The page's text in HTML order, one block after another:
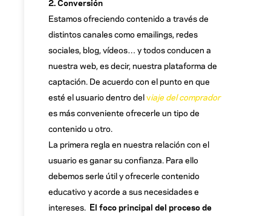
Estamos ofreciendo contenido a través de
distintos canales como emailings, redes
sociales, blog, vídeos… y todos conducen a
nuestra web, es decir, nuestra plataforma de
captación. De acuerdo con el punto en que
esté el usuario dentro delviaje del comprador
es más conveniente ofrecerle un tipo de
contenido u otro.
La primera regla en nuestra relación con el
usuario es ganar su confianza. Para ello
debemos serle útil y ofrecerle contenido
educativo y acorde a sus necesidades e
intereses. El foco principal del proceso de